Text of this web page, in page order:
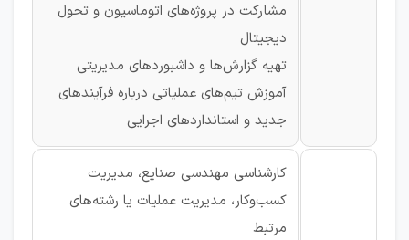
مشارکت در پروژه‌های اتوماسیون و تحول
دیجیتال
تهیه گزارش‌ها و داشبوردهای مدیریتی
آموزش تیم‌های عملیاتی درباره فرآیندهای
جدید و استانداردهای اجرایی
کارشناسی مهندسی صنایع، مدیریت
کسب‌وکار، مدیریت عملیات یا رشته‌های
مرتبط